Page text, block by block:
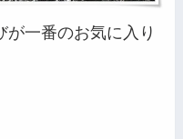
一番のお気に入り